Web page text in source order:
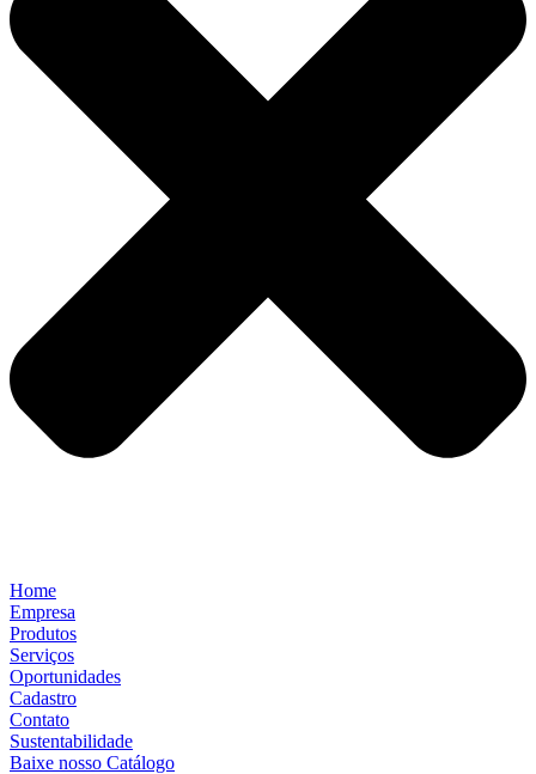
Home
Empresa
Produtos
Serviços
Oportunidades
Cadastro
Contato
Sustentabilidade
Baixe nosso Catálogo